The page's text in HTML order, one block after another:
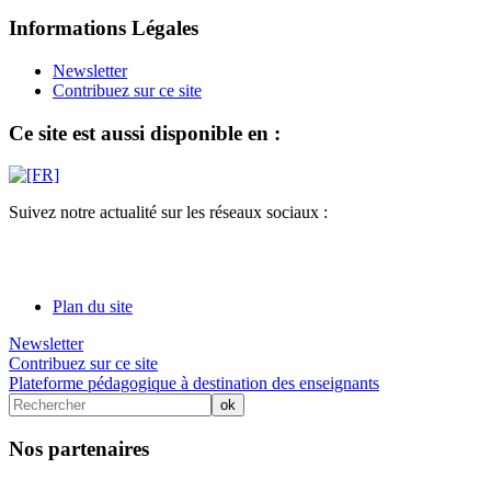
Informations Légales
Newsletter
Contribuez sur ce site
Ce site est aussi disponible en :
Suivez notre actualité sur les réseaux sociaux :
Plan du site
Newsletter
Contribuez sur ce site
Plateforme pédagogique à destination des enseignants
Nos partenaires